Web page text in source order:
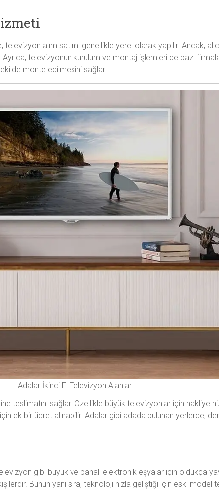
alım satımı genellikle yerel olarak yapılır. Ancak,
televizyonun kurulum ve montaj işlemleri de bazı
monte edilmesini sağlar.
Adalar İkinci El Televizyon Alanlar
teslimatını sağlar. Özellikle büyük televizyonlar için nakliye
ek bir ücret alınabilir. Adalar gibi adada bulunan yerlerde,
gibi büyük ve pahalı elektronik eşyalar için oldukça
Bunun yanı sıra, teknoloji hızla geliştiği için eski